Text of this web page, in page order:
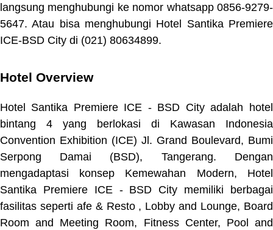
langsung menghubungi ke nomor whatsapp 0856-9279-
5647. Atau bisa menghubungi Hotel Santika Premiere
ICE-BSD City di (021) 80634899.
Hotel Overview
Hotel Santika Premiere ICE - BSD City adalah hotel
bintang 4 yang berlokasi di Kawasan Indonesia
Convention Exhibition (ICE) Jl. Grand Boulevard, Bumi
Serpong Damai (BSD), Tangerang. Dengan
mengadaptasi konsep Kemewahan Modern, Hotel
Santika Premiere ICE - BSD City memiliki berbagai
fasilitas seperti afe & Resto , Lobby and Lounge, Board
Room and Meeting Room, Fitness Center, Pool and